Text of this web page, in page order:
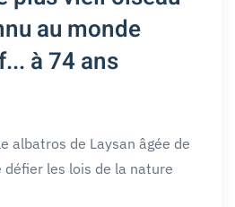
au monde
à 74 ans
albatros de Laysan âgée de
les lois de la nature